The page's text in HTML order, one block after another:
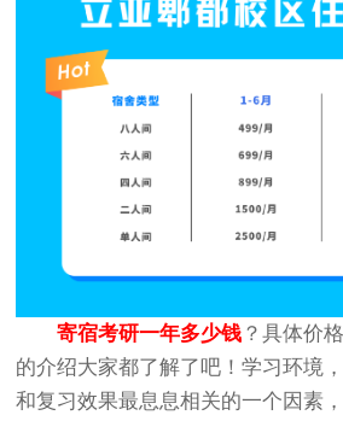
寄宿考研一年多少钱 ？具体价
的介绍大家都了解了吧！学习环境
和复习效果最息息相关的一个因素